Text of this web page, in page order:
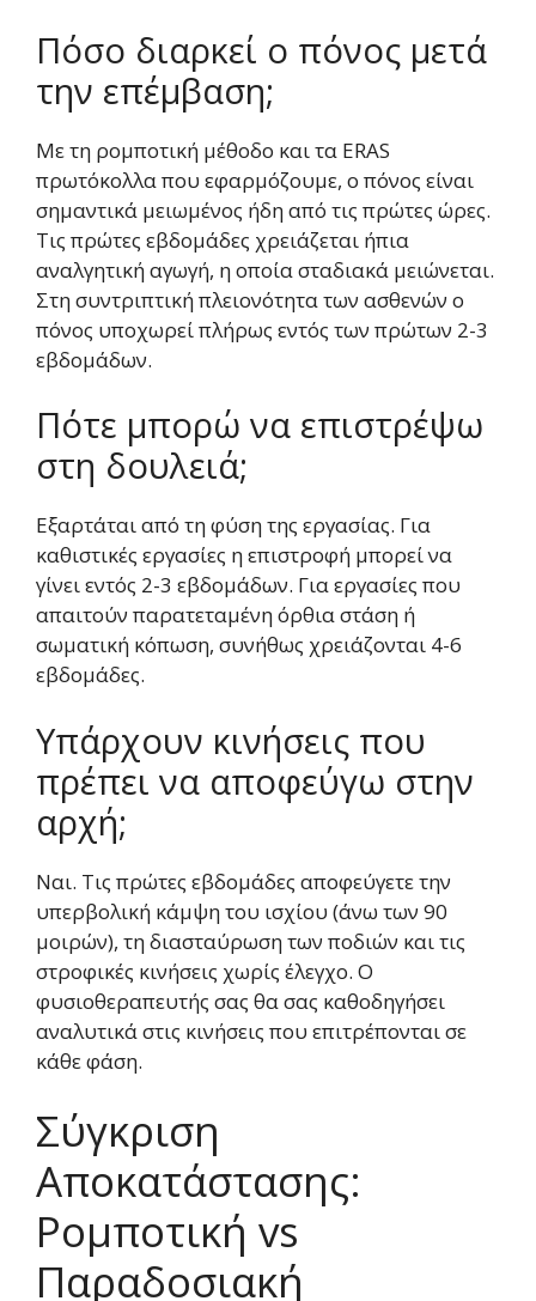
Πόσο διαρκεί ο πόνος μετά
την επέμβαση;
Με τη ρομποτική μέθοδο και τα ERAS
πρωτόκολλα που εφαρμόζουμε, ο πόνος είναι
σημαντικά μειωμένος ήδη από τις πρώτες ώρες.
Τις πρώτες εβδομάδες χρειάζεται ήπια
αναλγητική αγωγή, η οποία σταδιακά μειώνεται.
Στη συντριπτική πλειονότητα των ασθενών ο
πόνος υποχωρεί πλήρως εντός των πρώτων 2-3
εβδομάδων.
Πότε μπορώ να επιστρέψω
στη δουλειά;
Εξαρτάται από τη φύση της εργασίας. Για
καθιστικές εργασίες η επιστροφή μπορεί να
γίνει εντός 2-3 εβδομάδων. Για εργασίες που
απαιτούν παρατεταμένη όρθια στάση ή
σωματική κόπωση, συνήθως χρειάζονται 4-6
εβδομάδες.
Υπάρχουν κινήσεις που
πρέπει να αποφεύγω στην
αρχή;
Ναι. Τις πρώτες εβδομάδες αποφεύγετε την
υπερβολική κάμψη του ισχίου (άνω των 90
μοιρών), τη διασταύρωση των ποδιών και τις
στροφικές κινήσεις χωρίς έλεγχο. Ο
φυσιοθεραπευτής σας θα σας καθοδηγήσει
αναλυτικά στις κινήσεις που επιτρέπονται σε
κάθε φάση.
Σύγκριση
Αποκατάστασης:
Ρομποτική vs
Παραδοσιακή